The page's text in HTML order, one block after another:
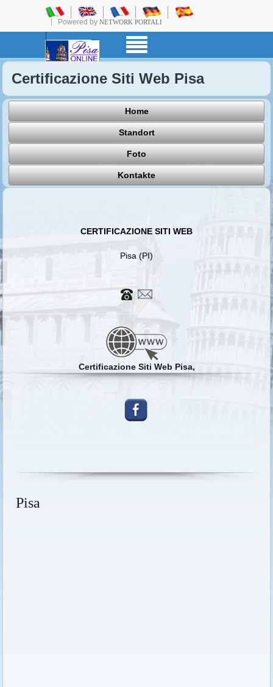
Powered by NETWORK PORTALI
Certificazione Siti Web Pisa
Home
Standort
Foto
Kontakte
CERTIFICAZIONE SITI WEB
Pisa (PI)
Certificazione Siti Web Pisa,
Pisa